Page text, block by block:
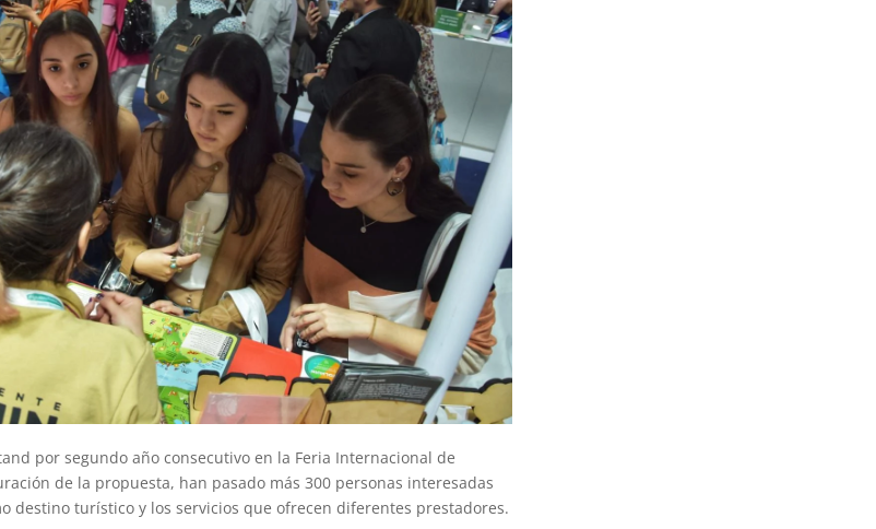
por segundo año consecutivo en la Feria Internacional de
de la propuesta, han pasado más 300 personas interesadas
destino turístico y los servicios que ofrecen diferentes prestadores.